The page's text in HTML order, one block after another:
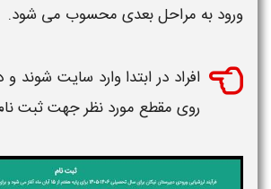
ورود به مراحل بعدی محسوب می شود.
افراد در ابتدا وارد سایت شوند
روی مقطع مورد نظر جهتثبت